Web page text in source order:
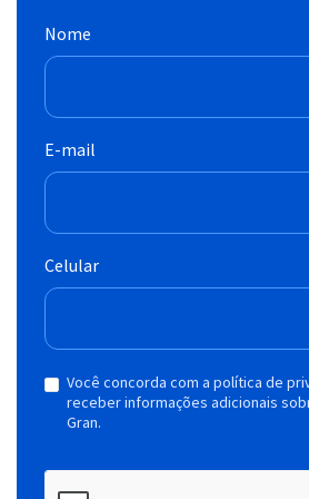
Nome
E-mail
Celular
Você concorda com a política de
receber informações adicionais
Gran.